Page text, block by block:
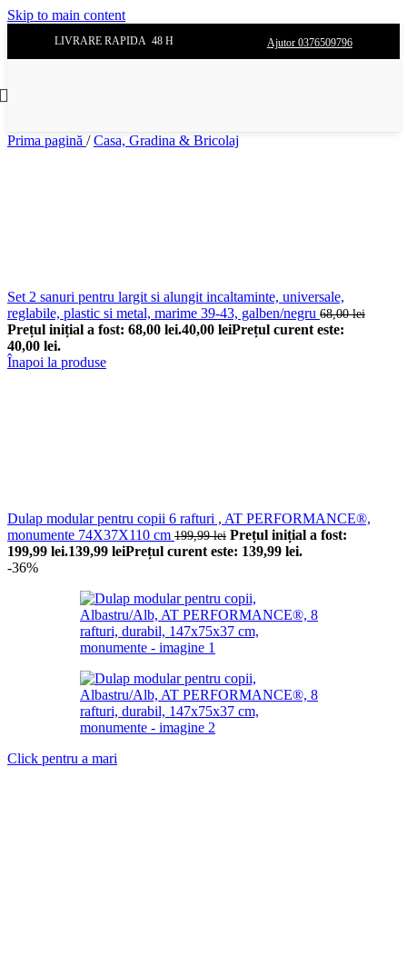
Skip to main content
LIVRARE RAPIDA 48 H Ajutor 0376509796
Prima pagină / Casa, Gradina & Bricolaj
Set 2 sanuri pentru largit si alungit incaltaminte, universale,
reglabile, plastic si metal, marime 39-43, galben/negru 68,00lei
Prețul inițial a fost: 68,00 lei.40,00 leiPrețul curent este:
40,00 lei.
Înapoi la produse
Dulap modular pentru copii 6 rafturi , AT PERFORMANCE®,
monumente 74X37X110 cm 199,99lei Prețul inițial a fost:
199,99 lei.139,99 leiPrețul curent este: 139,99 lei.
-36%
Click pentru a mari